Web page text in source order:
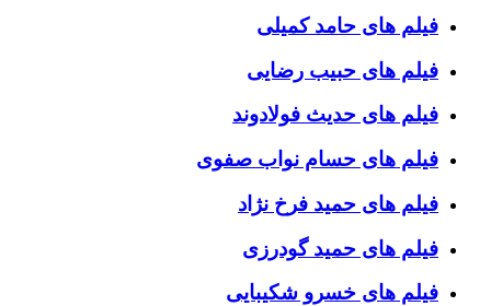
فیلم های حامد کمیلی
فیلم های حبیب رضایی
فیلم های حدیث فولادوند
فیلم های حسام نواب صفوی
فیلم های حمید فرخ نژاد
فیلم های حمید گودرزی
فیلم های خسرو شکیبایی